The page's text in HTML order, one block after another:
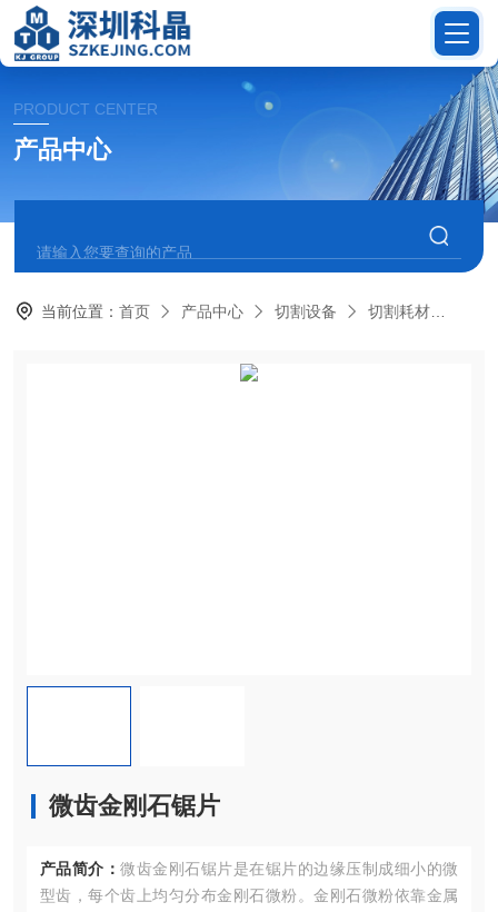
PRODUCT CENTER
产品中心
当前位置：首页 产品中心 切割设备 切割耗材
微齿金刚石锯片
产品简介： 微齿金刚石锯片是在锯片的边缘压制成细小的微
型齿，每个齿上均匀分布金刚石微粉。金刚石微粉依靠金属